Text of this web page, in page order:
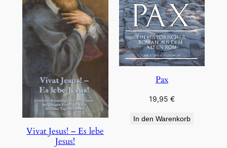
Vivat Jesus! – Es lebe
Jesus!
Pax
19,95 €
In den Warenkorb